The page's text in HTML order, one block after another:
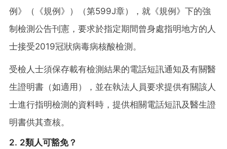
例》（《規例》）（第599J章），就《規例》下的強
制檢測公告刊憲，要求於指定期間曾身處指明地方的人
士接受2019冠狀病毒病核酸檢測。
受檢人士須保存載有檢測結果的電話短訊通知及有關醫
生證明書（如適用），並在執法人員要求提供有關該人
士進行指明檢測的資料時，提供相關電話短訊及醫生證
明書供其查核。
2. 2類人可豁免？